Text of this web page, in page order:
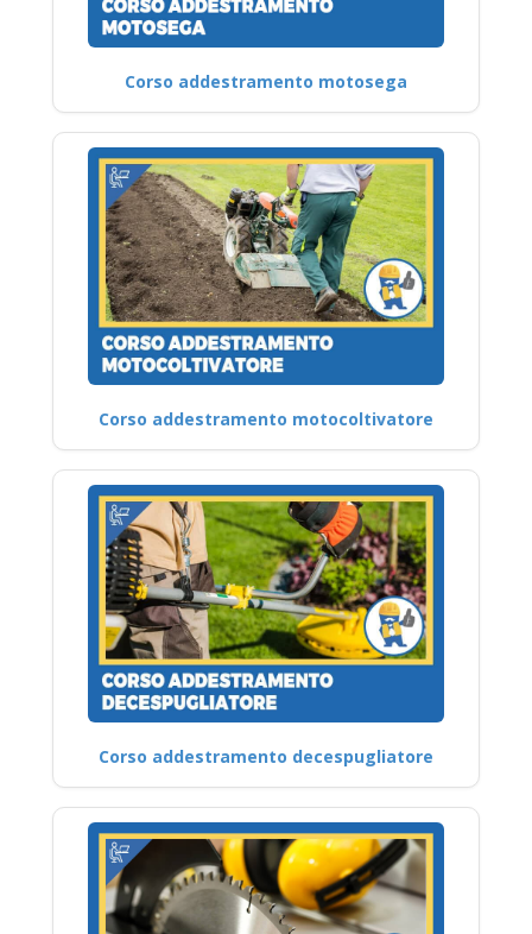
Corso addestramento motosega
Corso addestramento motocoltivatore
Corso addestramento decespugliatore